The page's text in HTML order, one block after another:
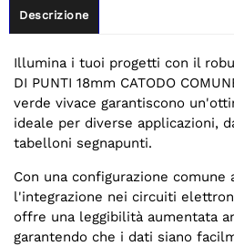
Descrizione
Illumina i tuoi progetti con il
DI PUNTI 18mm CATODO
verde vivace garantiscono
ideale per diverse applicazioni,
tabelloni segnapunti.
Con una configurazione comune
l'integrazione nei circuiti
offre una leggibilità aumentata
garantendo che i dati siano